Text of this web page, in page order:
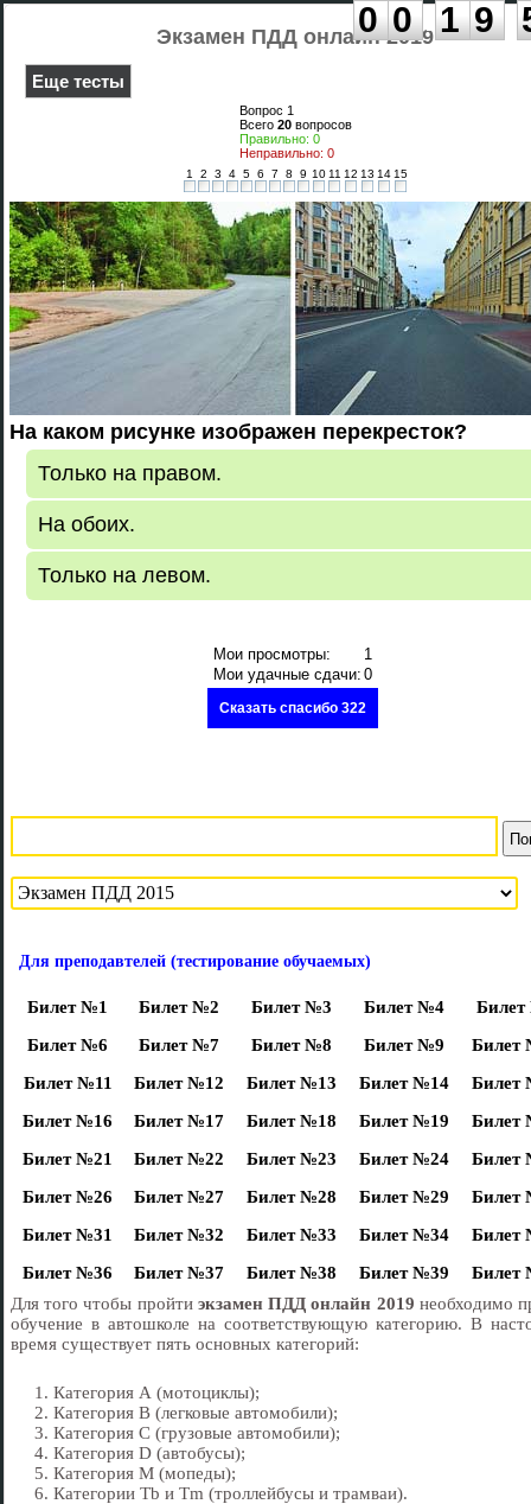
0 0 :1 9 :
Экзамен ПДД онлайн 2019
Еще тесты
Вопрос 1
Всего 20вопросов
Правильно: 0
Неправильно: 0
1 2 3 4 5 6 7 8 9 10 11 12 13 14 15
На каком рисунке изображен перекресток?
Только на правом.
На обоих.
Только на левом.
Мои просмотры:
1
Мои удачные сдачи: 0
Сказать спасибо 322
Для преподавтелей (тестирование обучаемых)
Билет №1 Билет №2 Билет №3 Билет №4
Билет №6
Билет №7 Билет №8 Билет №9
Билет
Билет №11
Билет №12 Билет №13 Билет №14
Билет
Билет №16
Билет №17 Билет №18 Билет №19
Билет
Билет №21
Билет №22 Билет №23 Билет №24
Билет
Билет №26
Билет №27 Билет №28 Билет №29
Билет
Билет №31
Билет №32 Билет №33 Билет №34
Билет
Билет №36
Билет №37 Билет №38 Билет №39
Билет
Для того чтобы пройти экзамен ПДД онлайн 2019 необходимо
обучение в автошколе на соответствующую категорию. В
время существует пять основных категорий:
1. Категория А (мотоциклы);
2. Категория B (легковые автомобили);
3. Категория C (грузовые автомобили);
4. Категория D (автобусы);
5. Категория M (мопеды);
6. Категории Tb и Tm (троллейбусы и трамваи).